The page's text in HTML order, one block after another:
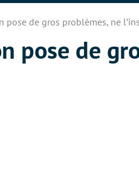
pose de gros problèmes, ne
pose de